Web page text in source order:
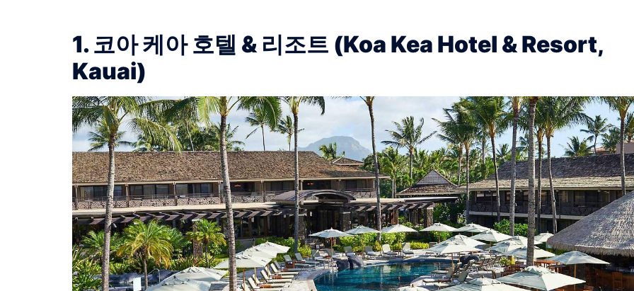
1. 코아 케아 호텔 & 리조트 (Koa Kea Hotel & Resort,
Kauai)